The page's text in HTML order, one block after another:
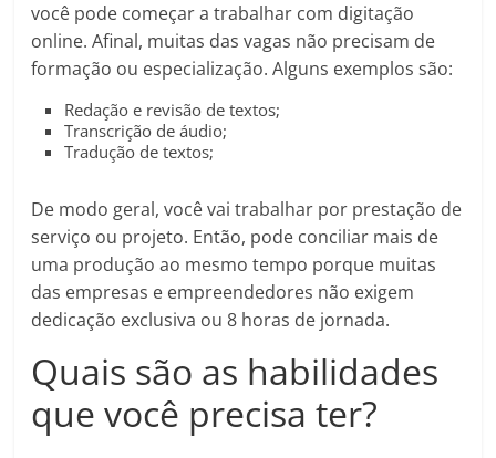
você pode começar a trabalhar com digitação
online. Afinal, muitas das vagas não precisam de
formação ou especialização. Alguns exemplos são:
Redação e revisão de textos;
Transcrição de áudio;
Tradução de textos;
De modo geral, você vai trabalhar por prestação de
serviço ou projeto. Então, pode conciliar mais de
uma produção ao mesmo tempo porque muitas
das empresas e empreendedores não exigem
dedicação exclusiva ou 8 horas de jornada.
Quais são as habilidades
que você precisa ter?